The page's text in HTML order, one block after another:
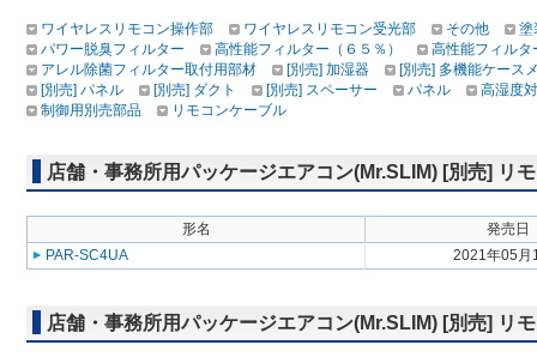
ワイヤレスリモコン操作部 ワイヤレスリモコン受光部 その他
塗
パワー脱臭フィルター
高性能フィルター（６５％）
高性能フィルタ
アレル除菌フィルター取付用部材
[別売] 加湿器
[別売] 多機能ケース
[別売] パネル
[別売] ダクト [別売] スペーサー パネル
高湿度
制御用別売部品
リモコンケーブル
店舗・事務所用パッケージエアコン(Mr.SLIM) [別売] リ
形名
発売日
PAR-SC4UA
2021年05月
店舗・事務所用パッケージエアコン(Mr.SLIM) [別売] リ